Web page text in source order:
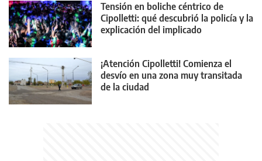
Tensión en boliche céntrico de
Cipolletti: qué descubrió la policía y la
explicación del implicado
¡Atención Cipolletti! Comienza el
desvío en una zona muy transitada
de la ciudad